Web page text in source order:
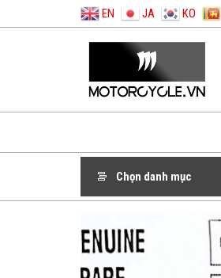
EN JA KO
Chọn danh mục